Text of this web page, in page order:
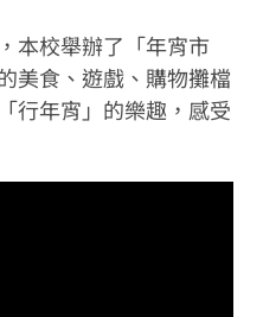
本校舉辦了「年宵市
美食、遊戲、購物攤檔
行年宵」的樂趣，感受